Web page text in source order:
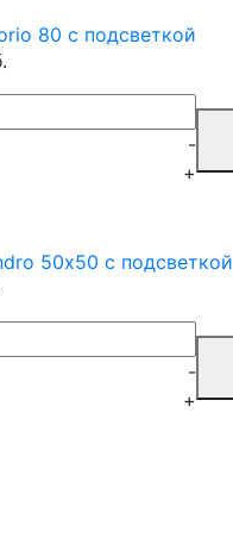
80 с подсветкой
-
+
50х50 с подсветкой
-
+